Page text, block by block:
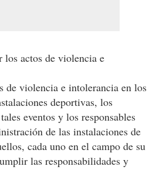
los actos de violencia e
de violencia e intolerancia en los
deportivas, los
eventos y los responsables
de las instalaciones de
cada uno en el campo de su
las responsabilidades y